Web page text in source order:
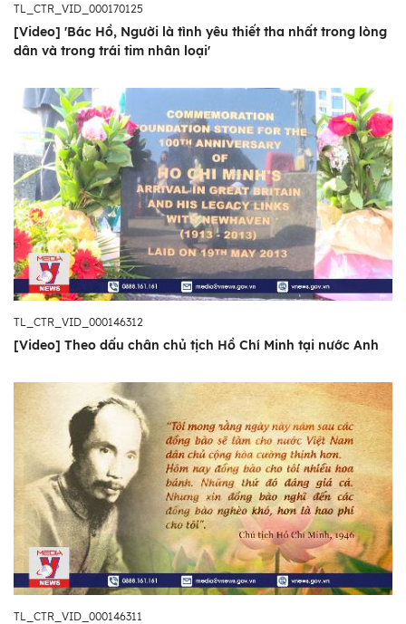
TL_CTR_VID_000170125
[Video] 'Bác Hồ, Người là tình yêu thiết tha nhất trong lòng
dân và trong trái tim nhân loại'
TL_CTR_VID_000146312
[Video] Theo dấu chân chủ tịch Hồ Chí Minh tại nước Anh
TL_CTR_VID_000146311